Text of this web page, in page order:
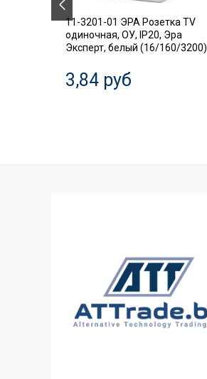
11-3201-01 ЭРА Розетка TV
одиночная, ОУ, IP20, Эра
Эксперт, белый (16/160/3200)
3,84 руб